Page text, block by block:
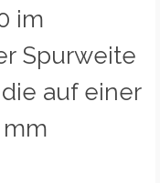
im
Spurweite
auf einer
mm